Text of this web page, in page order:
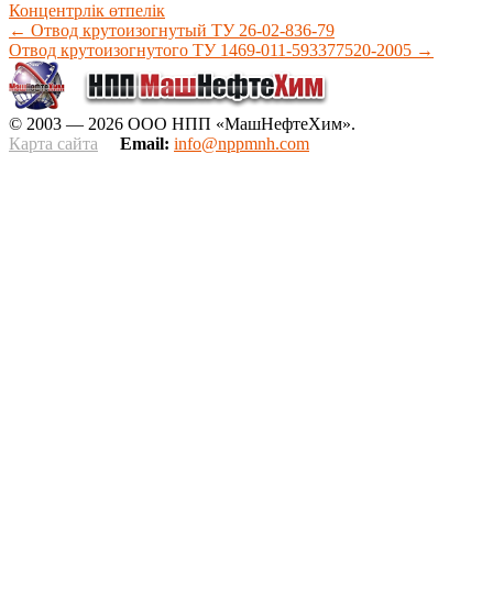
Концентрлік өтпелік
← Отвод крутоизогнутый ТУ 26-02-836-79
Отвод крутоизогнутого ТУ 1469-011-593377520-2005 →
© 2003 — 2026 ООО НПП «МашНефтеХим».
Карта сайта
Email: info@nppmnh.com